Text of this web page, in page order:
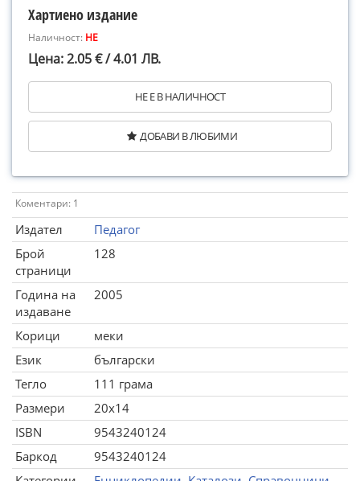
Хартиено издание
Наличност: НЕ
Цена: 2.05 € / 4.01 ЛВ.
НЕ Е В НАЛИЧНОСТ
ДОБАВИ В ЛЮБИМИ
Коментари: 1
Издател
Педагог
Брой
страници
128
Година на
издаване
2005
Корици
меки
Език
български
Тегло
111 грама
Размери
20x14
ISBN
9543240124
Баркод
9543240124